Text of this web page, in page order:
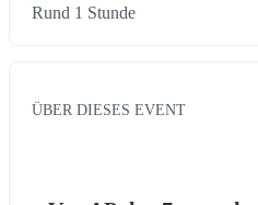
Rund 1 Stunde
ÜBER DIESES EVENT